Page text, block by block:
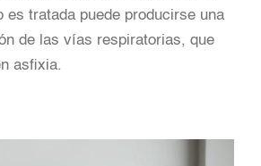
es tratada puede producirse una
de las vías respiratorias, que
asfixia.